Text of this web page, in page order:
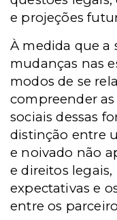
e projeções
À medida que a
mudanças nas
modos de se
compreender
sociais dessas
distinção entre
e noivado não
e direitos
expectativas e
entre os